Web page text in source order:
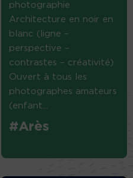
photographie
Architecture en noir en
blanc (ligne –
perspective –
contrastes – créativité)
Ouvert à tous les
photographes amateurs
(enfant...
#Arès